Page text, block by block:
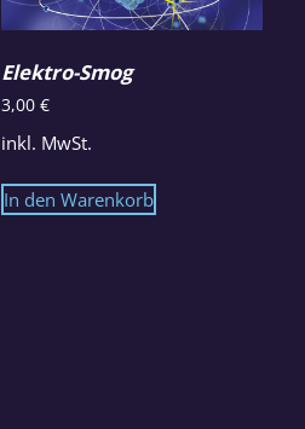
Elektro-Smog
3,00 €
inkl. MwSt.
In den Warenkorb